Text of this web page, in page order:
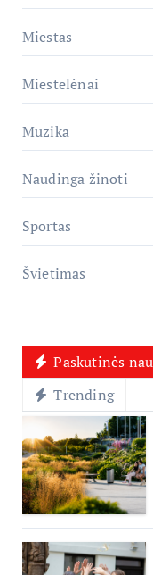
Miestas
Miestelėnai
Muzika
Naudinga žinoti
Sportas
Švietimas
Paskutinės
Trending